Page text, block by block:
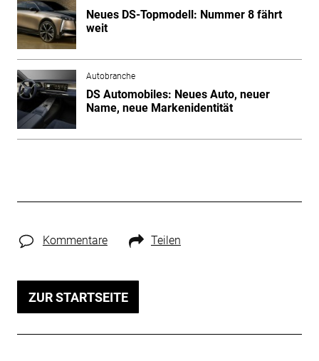
Neues DS-Topmodell: Nummer 8 fährt
weit
Autobranche
DS Automobiles: Neues Auto, neuer
Name, neue Markenidentität
Kommentare Teilen
ZUR STARTSEITE